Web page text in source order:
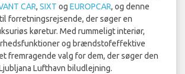
CAR, SIXT og EUROPCAR, og denne
forretningsrejsende, der søger en
køretur. Med rummeligt interiør,
og brændstofeffektive
fremragende valg for dem, der søger den
Lufthavn biludlejning.